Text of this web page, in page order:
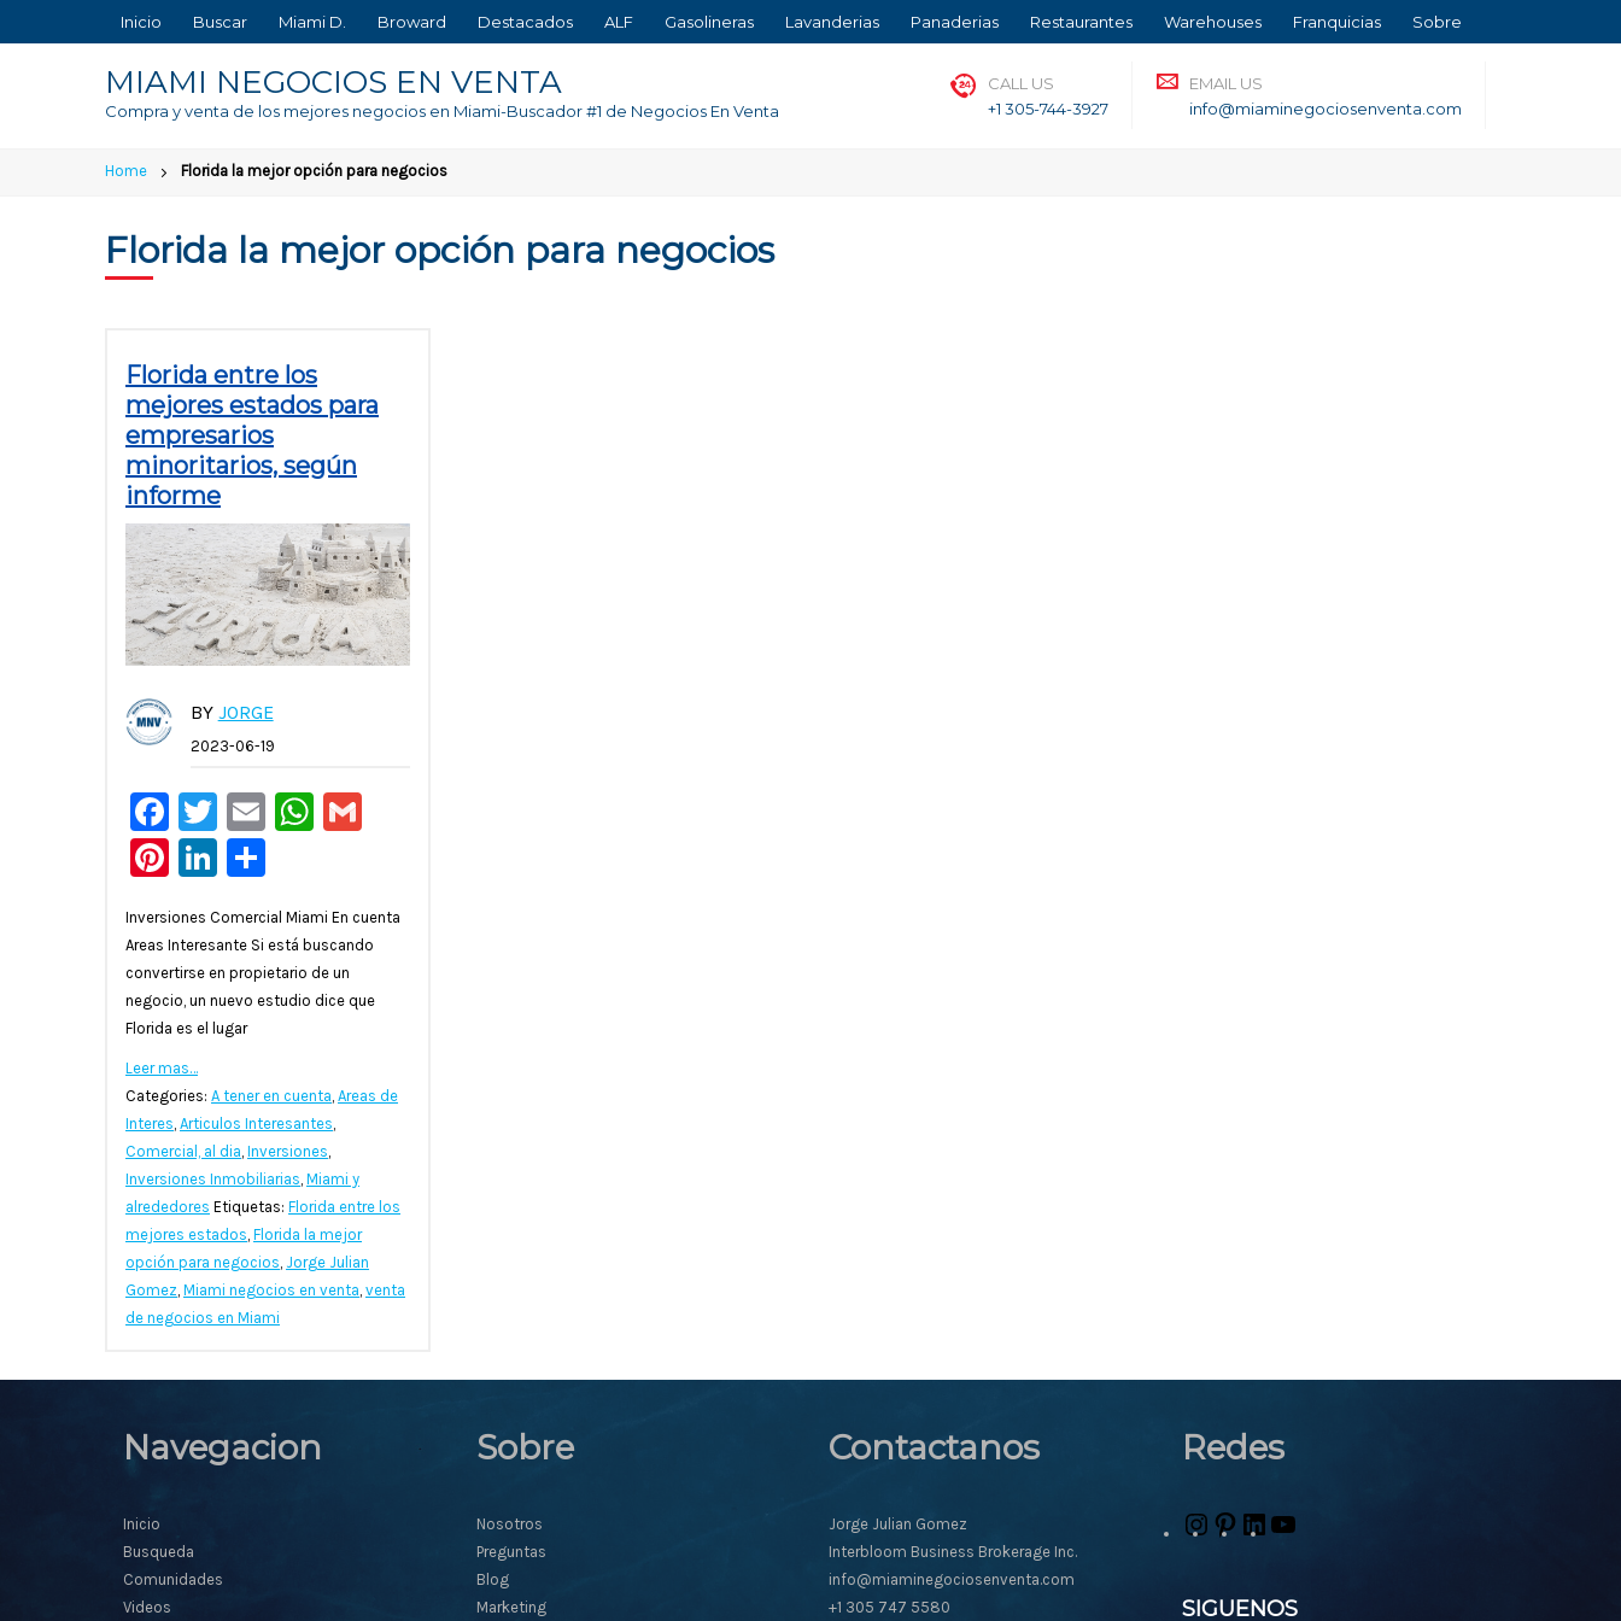
to
Inicio Buscar Miami D. Broward Destacados ALF Gasolineras Lavanderias Panaderias Restaurantes Warehouses Franquicias Sobre
MIAMI NEGOCIOS EN VENTA
Compra y venta de los mejores negocios en Miami-Buscador #1 de Negocios En Venta
CALL US
+1 305-744-3927
EMAIL US
info@miaminegociosenventa.com
Home Florida la mejor opción para negocios
Florida la mejor opción para negocios
Florida entre los
mejores estados para
empresarios
minoritarios, según
informe
BY JORGE
2023-06-19
Facebook
Twitter
EmailWhatsApp
Pinterest
LinkedIn
Inversiones Comercial Miami En cuenta
Areas Interesante Si está buscando
convertirse en propietario de un
negocio, un nuevo estudio dice que
Florida es el lugar
Leer mas…
Categories: A tener en cuenta, Areas de
Interes, Articulos Interesantes,
Comercial, al dia, Inversiones,
Inversiones Inmobiliarias, Miami y
alrededores Etiquetas: Florida entre los
mejores estados, Florida la mejor
opción para negocios, Jorge Julian
Gomez, Miami negocios en venta, venta
de negocios en Miami
Navegacion
Inicio
Busqueda
Comunidades
Videos
Sobre
Nosotros
Preguntas
Blog
Marketing
Contactanos
Jorge Julian Gomez
Interbloom Business Brokerage Inc.
info@miaminegociosenventa.com
+1 305 747 5580
Redes
Instagram
PinterestLinkedIn
SIGUENOS